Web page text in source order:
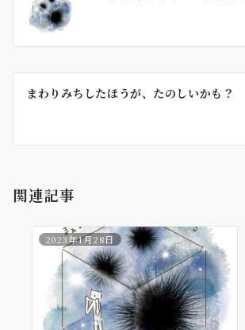
ビ
ン
まわりみちしたほうが、たのしいかも？
関連記事
2023年1月28日